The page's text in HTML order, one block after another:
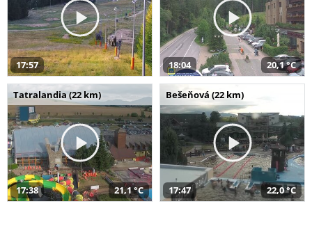
17:57 18:04 20,1 °C
Tatralandia (22 km)
17:38 21,1 °C
Bešeňová (22 km)
17:47 22,0 °C